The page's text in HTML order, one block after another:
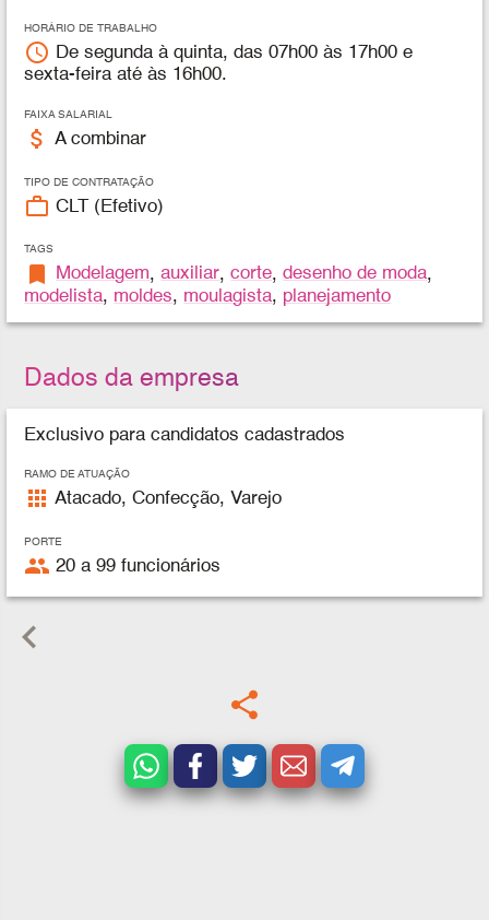
HORÁRIO DE TRABALHO
access_time De segunda à quinta, das 07h00 às 17h00 e
sexta-feira até às 16h00.
FAIXA SALARIAL
attach_money A combinar
TIPO DE CONTRATAÇÃO
work_outline CLT (Efetivo)
TAGS
bookmark Modelagem,auxiliar,corte,desenho de moda,
modelista, moldes, moulagista, planejamento
Dados da empresa
Exclusivo para candidatos cadastrados
RAMO DE ATUAÇÃO
apps Atacado, Confecção, Varejo
PORTE
people 20 a 99 funcionários
keyboard_arrow_left
share